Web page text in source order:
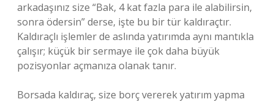
arkadaşınız size “Bak, 4 kat fazla para ile alabilirsin,
sonra ödersin” derse, işte bu bir tür kaldıraçtır.
Kaldıraçlı işlemler de aslında yatırımda aynı mantıkla
çalışır; küçük bir sermaye ile çok daha büyük
pozisyonlar açmanıza olanak tanır.
Borsada kaldıraç, size borç vererek yatırım yapma